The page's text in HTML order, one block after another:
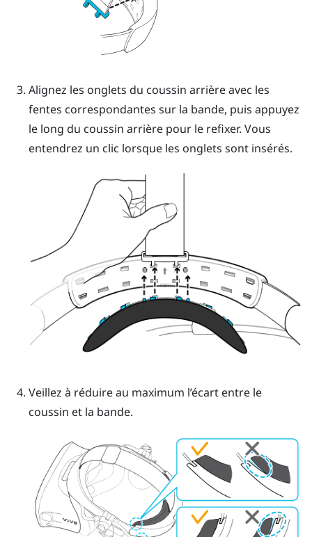
Alignez les onglets du coussin arrière avec les
fentes correspondantes sur la bande, puis appuyez
le long du coussin arrière pour le refixer. Vous
entendrez un clic lorsque les onglets sont insérés.
Veillez à réduire au maximum l’écart entre le
coussin et la bande.